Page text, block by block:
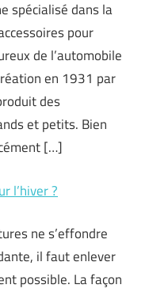
spécialisé dans la
pour
de l’automobile
en 1931 par
des
et petits. Bien
[…]
l’hiver ?
ne s’effondre
il faut enlever
possible. La façon